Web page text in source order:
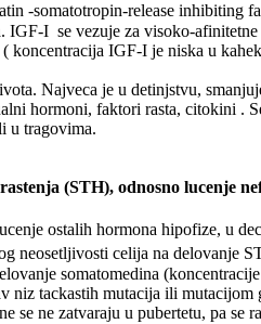
-somatotropin-release
IGF-I se vezuje za visoko-
koncentracija IGF-I je niska u
Najveca je u detinjstvu,
hormoni, faktori rasta, citokini .
u tragovima.
(STH), odnosno lucenje
ostalih hormona hipofize, u
neosetljivosti celija na delovanje
somatomedina
niz tackastih mutacija ili mutacijom
se ne zatvaraju u pubertetu, pa se